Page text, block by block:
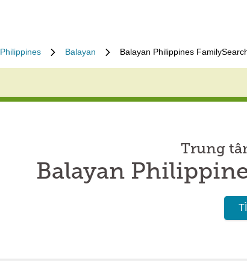
Philippines Balayan Balayan Philippines
Trung
Balayan